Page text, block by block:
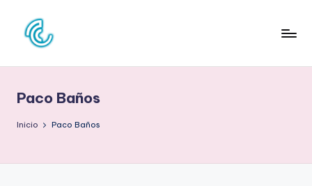
Saltar
N
C
de
la
cultura
Paco Baños
Inicio Paco Baños